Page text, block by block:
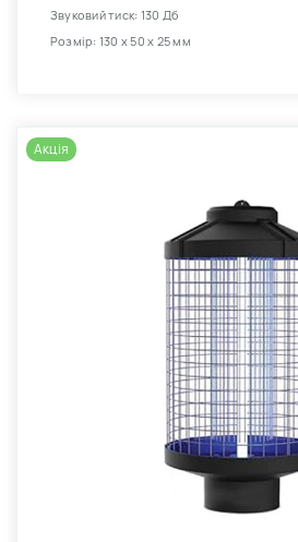
Звуковий тиск: 130 Дб
Розмір: 130 х 50 х 25 мм
Акція